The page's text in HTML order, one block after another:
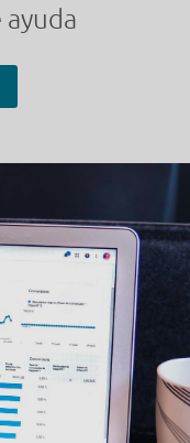
ayuda